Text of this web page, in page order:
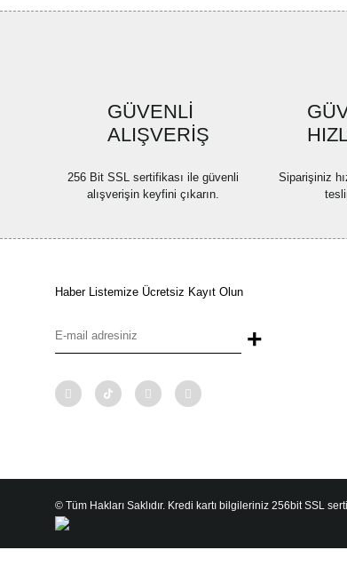
GÜVENLİ
ALIŞVERİŞ
256 Bit SSL sertifikası ile güvenli
alışverişin keyfini çıkarın.
Siparişiniz
Haber Listemize Ücretsiz Kayıt Olun
+
© Tüm Hakları Saklıdır. Kredi kartı bilgileriniz 256bit SSL